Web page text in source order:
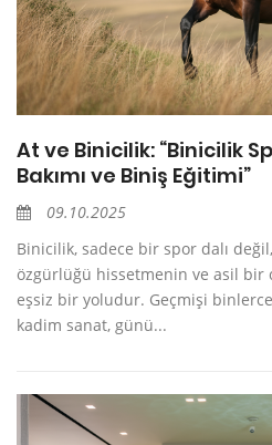
At ve Binicilik: “Binicilik
Bakımı ve Biniş Eğitimi”
09.10.2025
Binicilik, sadece bir spor dalı
özgürlüğü hissetmenin ve asil bir
eşsiz bir yoludur. Geçmişi
kadim sanat, günü...